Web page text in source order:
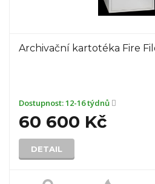
Archivační kartotéka Fire
Dostupnost:12-16 týdnů
60 600 Kč
DETAIL